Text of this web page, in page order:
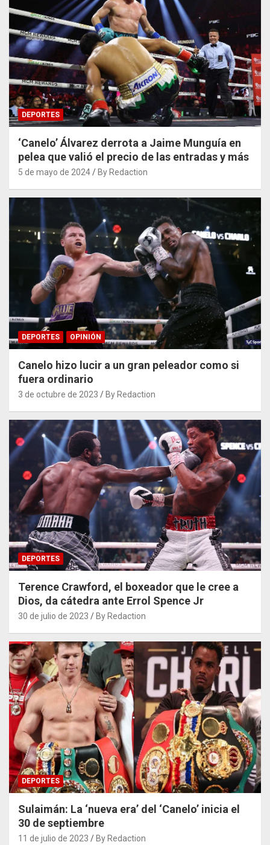
DEPORTES
‘Canelo’ Álvarez derrota a Jaime Munguía en
pelea que valió el precio de las entradas y más
5 de mayo de 2024 By Redaction
DEPORTES OPINIÓN
Canelo hizo lucir a un gran peleador como si
fuera ordinario
3 de octubre de 2023 By Redaction
DEPORTES
Terence Crawford, el boxeador que le cree a
Dios, da cátedra ante Errol Spence Jr
30 de julio de 2023 By Redaction
DEPORTES
Sulaimán: La ‘nueva era’ del ‘Canelo’ inicia el
30 de septiembre
11 de julio de 2023 By Redaction